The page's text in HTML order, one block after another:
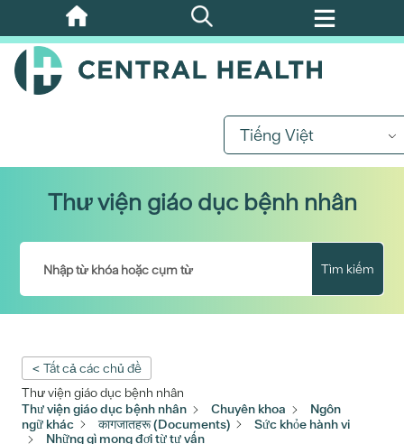
Bỏ
qua
nội
Tiếng Việt
Thư viện giáo dục bệnh nhân
Tìm kiếm
< Tất cả các chủ đề
Thư viện giáo dục bệnh nhân
Thư viện giáo dục bệnh nhân
Chuyên khoa
Ngôn
ngữ khác
कागजातहरू (Documents)
Sức khỏe hành vi
Những gì mong đợi từ tư vấn